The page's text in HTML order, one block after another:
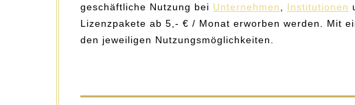
geschäftliche Nutzung bei Unternehmen, Institutionen
Lizenzpakete ab 5,- € / Monat erworben werden. Mit
den jeweiligen Nutzungsmöglichkeiten.